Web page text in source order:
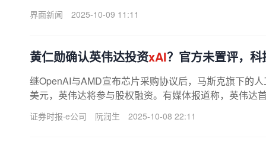
界面新闻
2025-10-09 11:11
黄仁勋确认英伟达投资xAI？官方未置评，
继OpenAI与AMD宣布芯片采购协议后，马斯克旗下的
美元，英伟达将参与股权融资。有媒体报道称，英伟达
埃隆・马斯克旗下的初创公司
证券时报·e公司 阮润生 2025-10-08 22:11